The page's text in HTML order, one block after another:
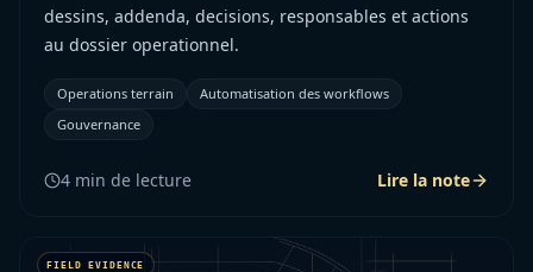
dessins, addenda, decisions, responsables et actions
au dossier operationnel.
Operations terrain
Automatisation des workflows
Gouvernance
4 min de lecture Lire la note